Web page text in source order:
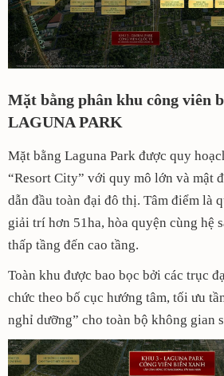
Mặt bằng phân khu công viên
LAGUNA PARK
Mặt bằng Laguna Park được quy
“Resort City” với quy mô lớn và mật
dẫn đầu toàn đại đô thị. Tâm điểm là
giải trí hơn 51ha, hòa quyện cùng hệ
thấp tầng đến cao tầng.
Toàn khu được bao bọc bởi các trục
chức theo bố cục hướng tâm, tối ưu
nghỉ dưỡng” cho toàn bộ không gian